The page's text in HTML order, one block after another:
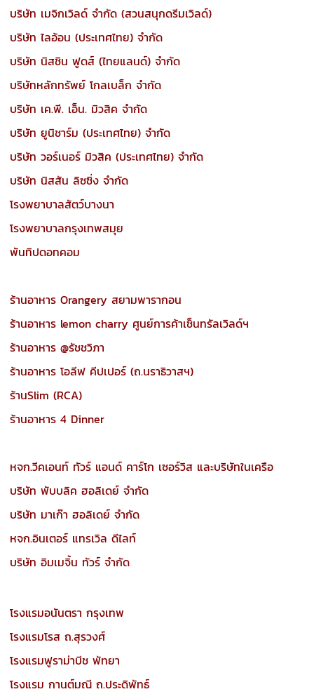
บริษัท เมจิกเวิลด์ จำกัด (สวนสนุกดรีมเวิลด์)
บริษัท ไลอ้อน (ประเทศไทย) จำกัด
บริษัท นิสชิน ฟูดส์ (ไทยแลนด์) จำกัด
บริษัทหลักทรัพย์ โกลเบล็ก จำกัด
บริษัท เค.พี. เอ็น. มิวสิค จำกัด
บริษัท ยูนิชาร์ม (ประเทศไทย) จำกัด
บริษัท วอร์เนอร์ มิวสิค (ประเทศไทย) จำกัด
บริษัท นิสสัน ลิซซิ่ง จำกัด
โรงพยาบาลสัตว์บางนา
โรงพยาบาลกรุงเทพสมุย
พันทิปดอทคอม
ร้านอาหาร Orangery สยามพารากอน
ร้านอาหาร lemon charry ศูนย์การค้าเซ็นทรัลเวิลด์ฯ
ร้านอาหาร @รัชชวิภา
ร้านอาหาร โอลีฟ คีปเปอร์ (ถ.นราธิวาสฯ)
ร้านSlim (RCA)
ร้านอาหาร 4 Dinner
หจก.วีคเอนท์ ทัวร์ แอนด์ คาร์โก เซอร์วิส และบริษัทในเครือ
บริษัท พับบลิค ฮอลิเดย์ จำกัด
บริษัท มาเก๊า ฮอลิเดย์ จำกัด
หจก.อินเตอร์ แทรเวิล ดีไลท์
บริษัท อิมเมจิ้น ทัวร์ จำกัด
โรงแรมอนันตรา กรุงเทพ
โรงแรมโรส ถ.สุรวงศ์
โรงแรมฟูราม่าบีช พัทยา
โรงแรม กานต์มณี ถ.ประดิพัทธ์